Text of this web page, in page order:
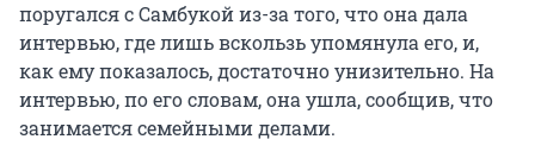
поругался с Самбукой из-за того, что она дала
интервью, где лишь вскользь упомянула его, и,
как ему показалось, достаточно унизительно. На
интервью, по его словам, она ушла, сообщив, что
занимается семейными делами.